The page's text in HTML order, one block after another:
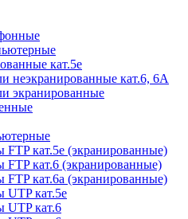
кат.5е
неэкранированные кат.6, 6А
экранированные
FTP кат.5е (экранированные)
FTP кат.6 (экранированные)
FTP кат.6а (экранированные)
UTP кат.5е
UTP кат.6